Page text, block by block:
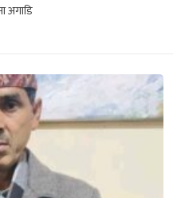
अगाडि